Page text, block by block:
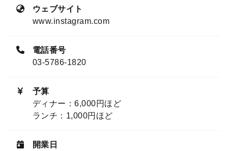
ウェブサイト
www.instagram.com
電話番号
03-5786-1820
予算
ディナー：6,000円ほど
ランチ：1,000円ほど
開業日